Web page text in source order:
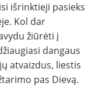
išrinktieji pasieks
Kol dar
žiūrėti į
dangaus
atvaizdus, liestis
pas Dievą.